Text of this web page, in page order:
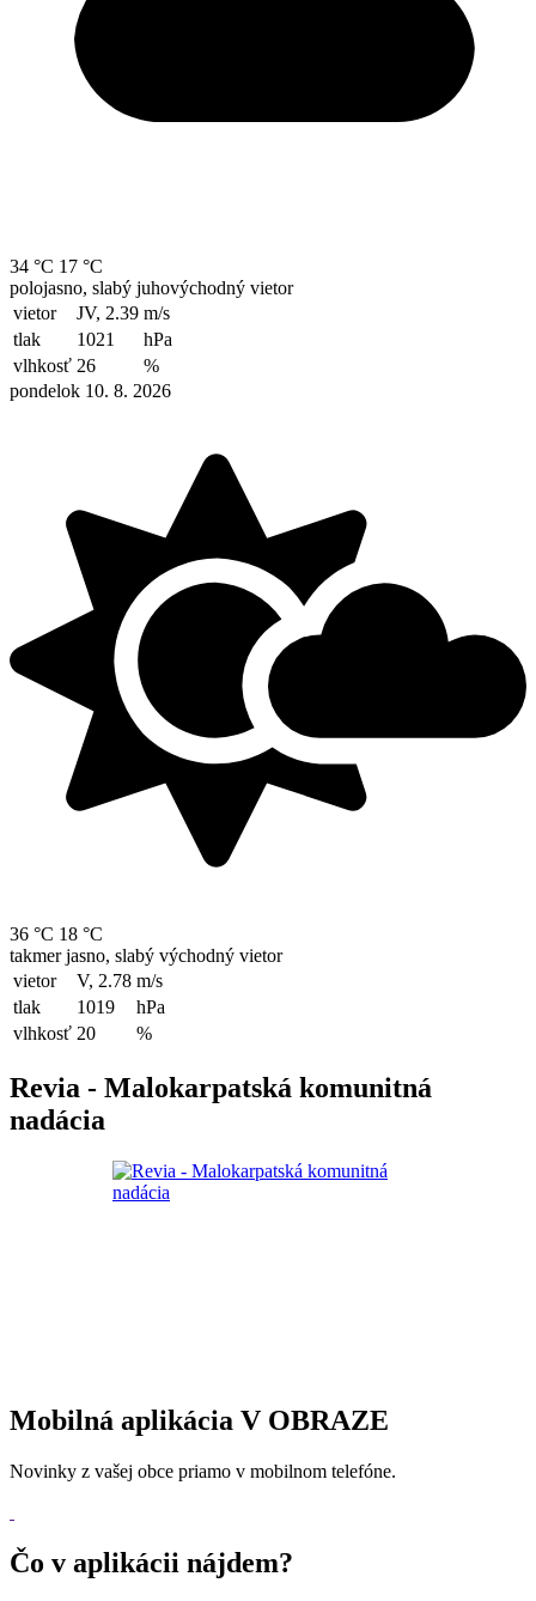
34 °C 17 °C
polojasno, slabý juhovýchodný vietor
vietor
JV, 2.39 m/s
tlak
1021
hPa
vlhkosť 26
%
pondelok 10. 8. 2026
36 °C 18 °C
takmer jasno, slabý východný vietor
vietor
V, 2.78 m/s
tlak
1019
hPa
vlhkosť 20 %
Revia - Malokarpatská komunitná
nadácia
Mobilná aplikácia V OBRAZE
Novinky z vašej obce priamo v mobilnom telefóne.
Čo v aplikácii nájdem?